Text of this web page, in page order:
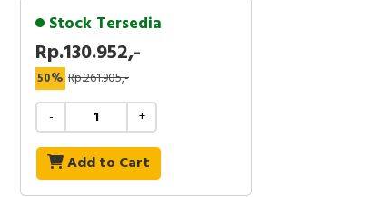
Stock Tersedia
Rp.130.952,-
50% Rp.261.905,-
- +
Add to Cart